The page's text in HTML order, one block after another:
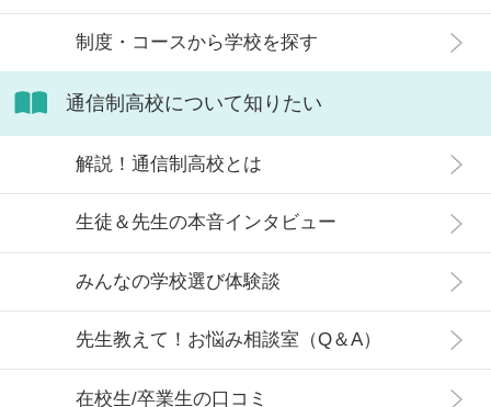
制度・コースから学校を探す
通信制高校について知りたい
解説！通信制高校とは
生徒＆先生の本音インタビュー
みんなの学校選び体験談
先生教えて！お悩み相談室（Q＆A）
在校生/卒業生の口コミ